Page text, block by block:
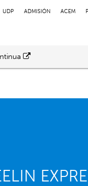
UDP ADMISIÓN ACEM